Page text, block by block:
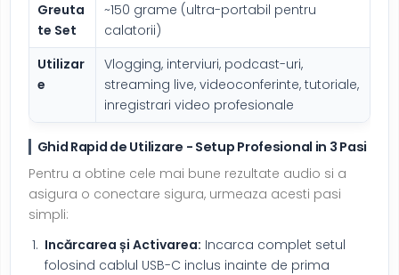
Greuta
te Set
~150 grame (ultra-portabil pentru
calatorii)
Utilizar
e
Vlogging, interviuri, podcast-uri,
streaming live, videoconferinte, tutoriale,
inregistrari video profesionale
Ghid Rapid de Utilizare - Setup Profesional in 3 Pasi
Pentru a obtine cele mai bune rezultate audio si a
asigura o conectare sigura, urmeaza acesti pasi
simpli:
Incărcarea și Activarea: Incarca complet setul
folosind cablul USB-C inclus inainte de prima